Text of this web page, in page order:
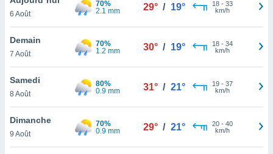
et
»,
au
vous
qu'ils
ou
6 Août
70%
2.1 mm
29° / 19° 18- 33
km/h
Demain
7 Août
70%
1.2 mm
30° / 19° 18- 34
km/h
Samedi
8 Août
80%
0.9 mm
31° / 21° 19- 37
km/h
Dimanche
9 Août
70%
0.9 mm
29° / 21° 20- 40
km/h